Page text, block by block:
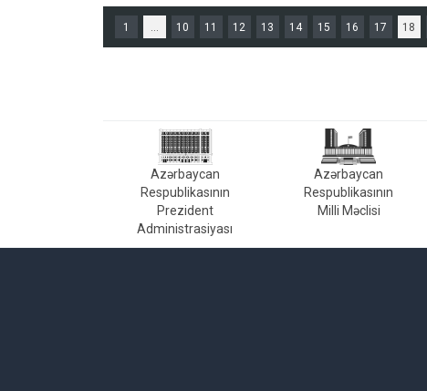
1 ... 10 11 12 13 14 15 16 17 18
Azərbaycan
Respublikasının
Prezident
Administrasiyası
Azərbaycan
Respublikasının
Milli Məclisi